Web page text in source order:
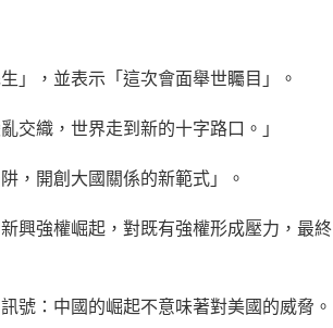
」，並表示「這次會面舉世矚目」。
交織，世界走到新的十字路口。」
，開創大國關係的新範式」。
興強權崛起，對既有強權形成壓力，最終
號：中國的崛起不意味著對美國的威脅。